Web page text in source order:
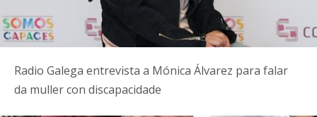
Radio Galega entrevista a Mónica Álvarez para falar
da muller con discapacidade